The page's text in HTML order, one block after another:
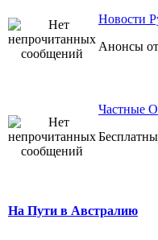
Новости
Анонсы
Частные
На Пути в Австралию